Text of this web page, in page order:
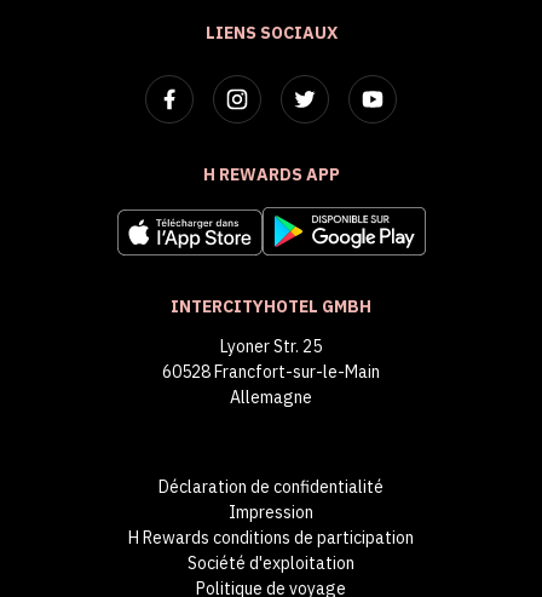
LIENS SOCIAUX
H REWARDS APP
INTERCITYHOTEL GMBH
Lyoner Str. 25
60528 Francfort-sur-le-Main
Allemagne
Déclaration de confidentialité
Impression
H Rewards conditions de participation
Société d'exploitation
Politique de voyage